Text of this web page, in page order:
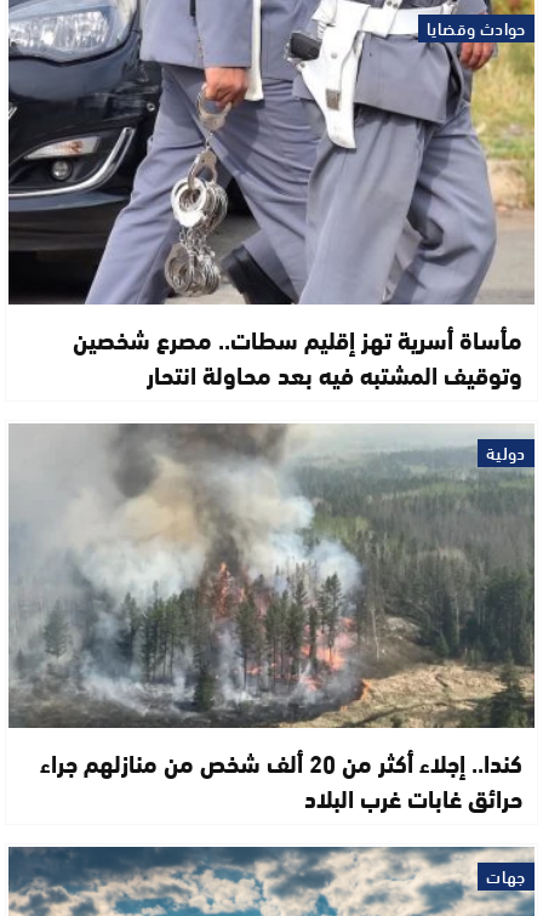
حوادث وقضايا
مأساة أسرية تهز إقليم سطات.. مصرع شخصين
وتوقيف المشتبه فيه بعد محاولة انتحار
دولية
كندا.. إجلاء أكثر من 20 ألف شخص من منازلهم جراء
حرائق غابات غرب البلاد
جهات